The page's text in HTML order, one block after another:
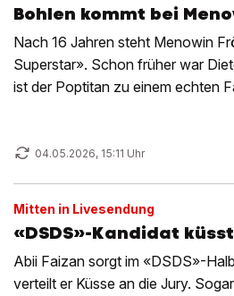
Bohlen kommt bei
Nach 16 Jahren steht Menowin
Superstar». Schon früher war
ist der Poptitan zu einem echten
04.05.2026, 15:11 Uhr
Mitten in Livesendung
«DSDS»-Kandidat
Abii Faizan sorgt im «DSDS»-
verteilt er Küsse an die Jury.